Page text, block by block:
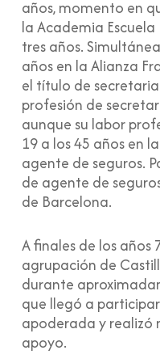
años, momento en
la Academia
tres años.
años en la Alianza
el título de
profesión de
aunque su labor
19 a los 45 años en
agente de seguros.
de agente de
de Barcelona.
A finales de los años
agrupación de
durante
que llegó a
apoderada y realizó
apoyo.